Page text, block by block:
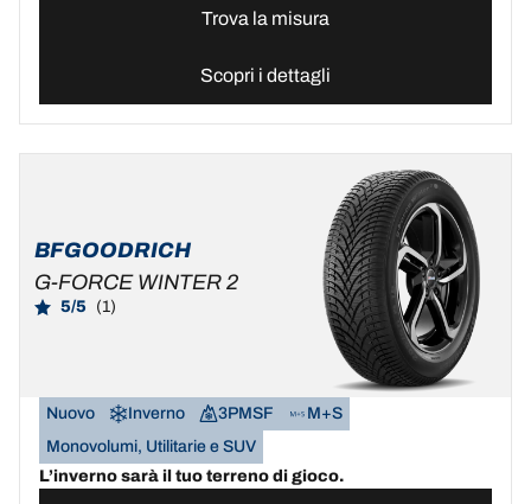
Trova la misura
Scopri i dettagli
BFGOODRICH
G-FORCE WINTER 2
5/5 (1)
Nuovo Inverno 3PMSF
M+S
Monovolumi, Utilitarie e SUV
L’inverno sarà il tuo terreno di gioco.